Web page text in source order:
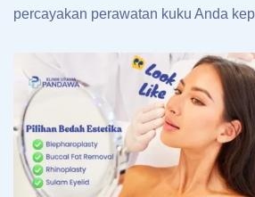
percayakan perawatan kuku Anda